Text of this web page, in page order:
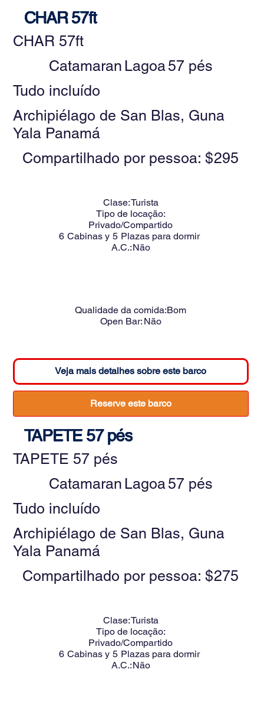
CHAR 57ft
CHAR 57ft
Catamaran Lagoa57 pés
Tudo incluído
Archipiélago de San Blas, Guna
Yala Panamá
Compartilhado por pessoa: $295
Clase:Turista
Tipo de locação:
Privado/Compartido
6 Cabinas y 5 Plazas para dormir
A.C.:Não
Qualidade da comida:Bom
Open Bar: Não
Veja mais detalhes sobre este barco
Reserve este barco
TAPETE 57 pés
TAPETE 57 pés
Catamaran Lagoa57 pés
Tudo incluído
Archipiélago de San Blas, Guna
Yala Panamá
Compartilhado por pessoa: $275
Clase:Turista
Tipo de locação:
Privado/Compartido
6 Cabinas y 5 Plazas para dormir
A.C.:Não